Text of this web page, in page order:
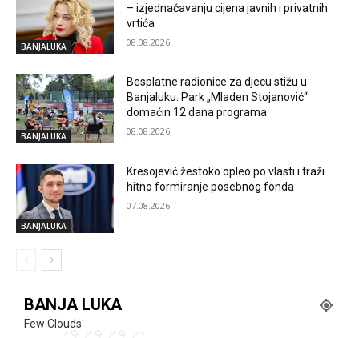
BANJALUKA
– izjednačavanju cijena javnih i privatnih
vrtića
08.08.2026.
BANJALUKA
Besplatne radionice za djecu stižu u
Banjaluku: Park „Mladen Stojanović“
domaćin 12 dana programa
08.08.2026.
BANJALUKA
Kresojević žestoko opleo po vlasti i traži
hitno formiranje posebnog fonda
07.08.2026.
BANJA LUKA
Few Clouds